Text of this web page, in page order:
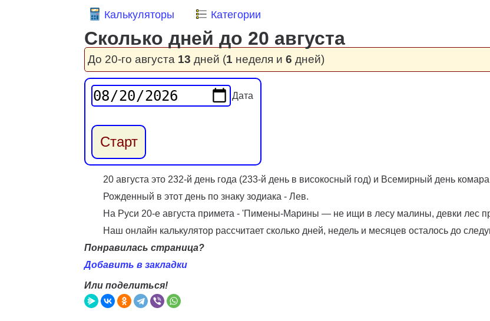
Калькуляторы Категории
Сколько дней до 20 августа
До 20-го августа 13 дней (1 неделя и 6 дней)
Дата
20 августа это 232-й день года (233-й день в високосный год) и Всемирный день
Рожденный в этот день по знаку зодиака - Лев.
На Руси 20-е августа примета - 'Пимены-Марины — не ищи в лесу малины, девки лес
Наш онлайн калькулятор рассчитает сколько дней, недель и месяцев осталось до
Понравилась страница?
Добавить в закладки
Или поделиться!